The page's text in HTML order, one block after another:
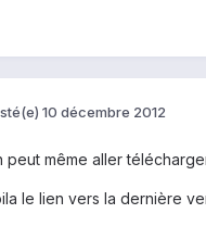
10 décembre 2012
peut même aller
le lien vers la dernière